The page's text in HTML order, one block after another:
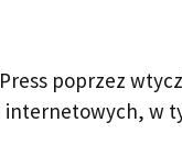
poprzez
w